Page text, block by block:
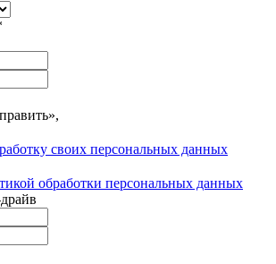
своих персональных данных
обработки персональных данных